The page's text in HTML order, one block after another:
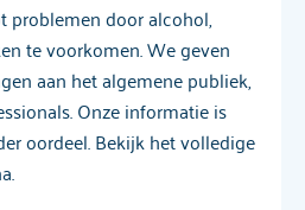
problemen door alcohol,
te voorkomen. We geven
aan het algemene publiek,
Onze informatie is
oordeel. Bekijk het volledige